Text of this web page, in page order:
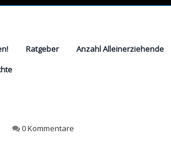
Ratgeber Anzahl Alleinerziehende
0 Kommentare